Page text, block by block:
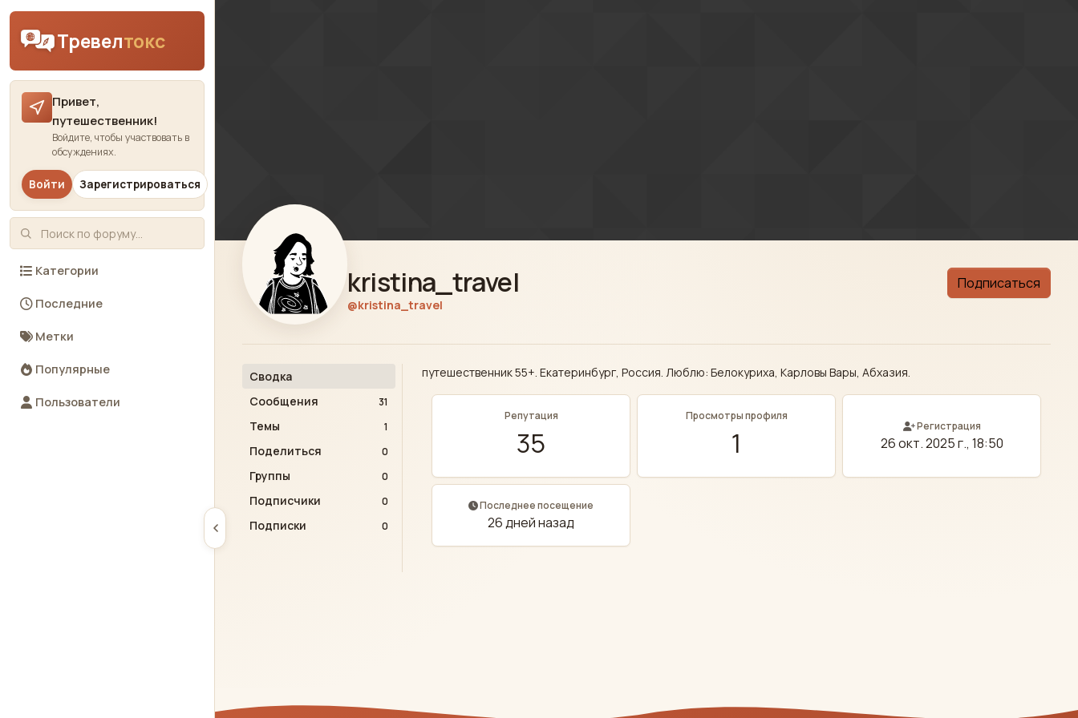
Skip to content
Тревелтокс
Привет,
путешественник!
Войдите, чтобы участвовать в
обсуждениях.
Войти Зарегистрироваться
Категории
Последние
Метки
Популярные
Пользователи
kristina_travel
@kristina_travel
Подписаться
Сводка
Сообщения
31
Темы 1
Поделиться 0
Группы 0
Подписчики 0
Подписки 0
путешественник 55+. Екатеринбург, Россия. Люблю: Белокуриха, Карловы Вары, Абхазия.
Репутация
35
Просмотры профиля
1 Регистрация
26 окт. 2025 г., 18:50
Последнее посещение
26 дней назад